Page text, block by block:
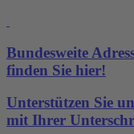
Bundesweite
finden Sie hier!
Unterstützen Sie
mit Ihrer